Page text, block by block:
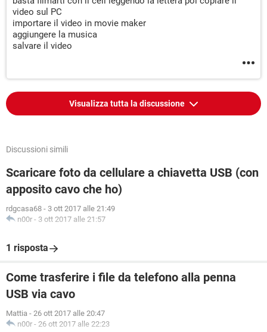
video sul PC
importare il video in movie maker
aggiungere la musica
salvare il video
Visualizza tutta la discussione
Discussioni simili
Scaricare foto da cellulare a chiavetta USB (con
apposito cavo che ho)
rdgcasa68 - 3 ott 2017 alle 21:49
n00r - 3 ott 2017 alle 21:57
1 risposta
Come trasferire i file da telefono alla penna
USB via cavo
Mattia - 26 ott 2017 alle 20:47
n00r - 26 ott 2017 alle 22:23